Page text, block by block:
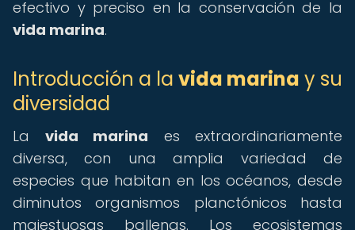
efectivo y preciso en la conservación de la
vida marina.
Introducción a la vida marina y su
diversidad
La vida marina es extraordinariamente
diversa, con una amplia variedad de
especies que habitan en los océanos, desde
diminutos organismos planctónicos hasta
majestuosas ballenas. Los ecosistemas